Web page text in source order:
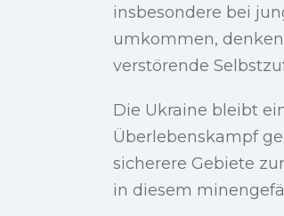
insbesondere bei
umkommen,
verstörende
Die Ukraine bleibt
Überlebenskampf
sicherere Gebiete
in diesem